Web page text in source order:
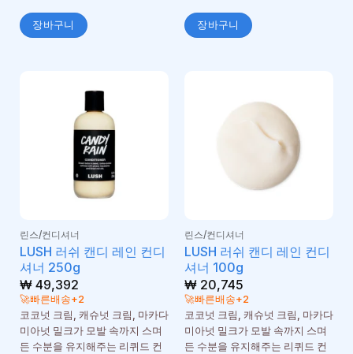
장바구니 장바구니
린스/컨디셔너
LUSH 러쉬 캔디 레인 컨디
셔너 250g
₩49,392
🚀빠른배송+2
코코넛 크림, 캐슈넛 크림, 마카다
미아넛 밀크가 모발 속까지 스며
든 수분을 유지해주는 리퀴드 컨
린스/컨디셔너
LUSH 러쉬 캔디 레인 컨디
셔너 100g
₩20,745
🚀빠른배송+2
코코넛 크림, 캐슈넛 크림, 마카다
미아넛 밀크가 모발 속까지 스며
든 수분을 유지해주는 리퀴드 컨